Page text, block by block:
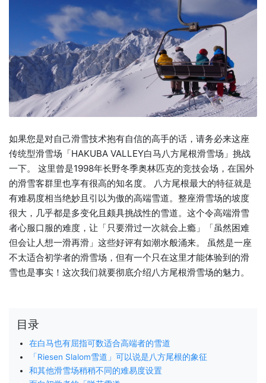
如果您是对自己滑雪技术抱有自信的高手的话，请务必来这座
传统型滑雪场「HAKUBA VALLEY白马八方尾根滑雪场」挑战
一下。 这里曾是1998年长野冬季奥林匹克的竞技会场，在国外
的滑雪客群里也享有很高的知名度。 八方尾根最大的特征就是
有难易度相当绝妙且引以为傲的高端雪道。整座滑雪场的坡度
很大，几乎都是多变化且颇具挑战性的雪道。这个令高端滑雪
者心服口服的难度，让「只要滑过一次就会上瘾」「虽然困难
但会让人想一滑再滑」这些好评有如潮水般涌来。 虽然是一座
不太适合初学者的滑雪场，但有一个只在这里才能体验到的滑
雪也是事实！这次我们就要彻底介绍八方尾根滑雪场的魅力。
目录
在白马也有屈指可数适合高端者的雪道
「Riesen Slalom雪道」可以说是八方尾根的象征
和其他滑雪场稍稍不同的难易度设置